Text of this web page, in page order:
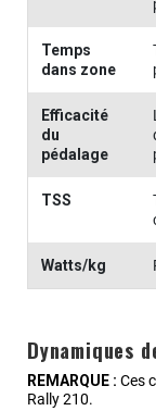
Temps
dans zone
Efficacité
du
pédalage
TSS
Watts/kg
Dynamiques
REMARQUE : Ces
Rally 210.